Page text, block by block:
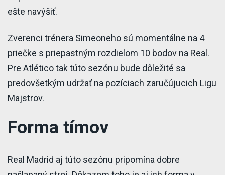
ešte navýšiť.
Zverenci trénera Simeoneho sú momentálne na 4
priečke s priepastným rozdielom 10 bodov na Real.
Pre Atlético tak túto sezónu bude dôležité sa
predovšetkým udržať na pozíciach zaručújucich Ligu
Majstrov.
Forma tímov
Real Madrid aj túto sezónu pripomína dobre